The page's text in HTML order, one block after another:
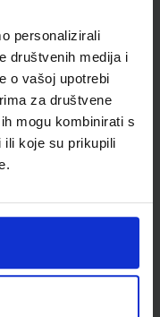
personalizirali
društvenih medija i
o vašoj upotrebi
za društvene
mogu kombinirati s
ili koje su prikupili
matematiku u
Graciella Prtajin
broj ministarstva:
€
kulture s